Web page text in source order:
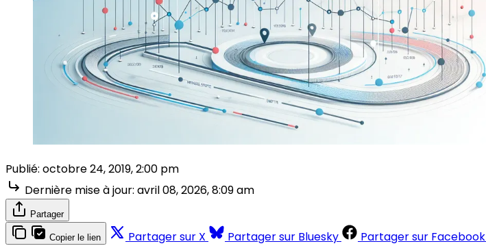
Publié: octobre 24, 2019, 2:00 pm
Dernière mise à jour: avril 08, 2026, 8:09 am
Partager
Copier le lien Partager sur X Partager sur Bluesky Partager sur Facebook